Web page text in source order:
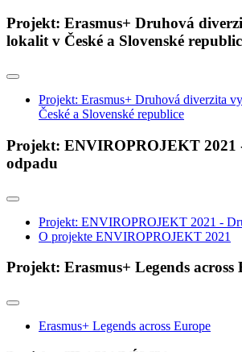
Projekt: Erasmus+ Druhová
lokalit v České a Slovenské
Projekt: Erasmus+ Druhová diverzita
České a Slovenské republice
Projekt: ENVIROPROJEKT 2021
odpadu
Projekt: ENVIROPROJEKT 2021 -
O projekte ENVIROPROJEKT 2021
Projekt: Erasmus+ Legends across
Erasmus+ Legends across Europe